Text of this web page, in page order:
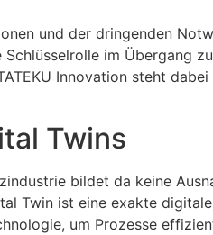
und der dringenden
im Übergang
Innovation steht
Twins
bildet da keine
Twin ist eine exakte
um Prozesse